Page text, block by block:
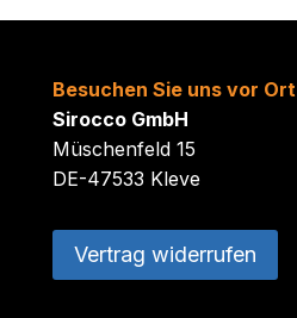
Besuchen Sie uns vor Ort
Sirocco GmbH
Müschenfeld 15
DE-47533 Kleve
Vertrag widerrufen